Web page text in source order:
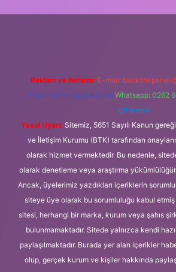
Reklam ve İletişim: E-mail:
forumhizmeti@gmail.com Whatsapp: 0262
@karabul
Yasal Uyarı: Sitemiz, 5651 Sayılı Kanun
ve İletişim Kurumu (BTK) tarafından
olarak hizmet vermektedir. Bu nedenle,
olarak denetleme veya araştırma
Ancak, üyelerimiz yazdıkları içeriklerin
siteye üye olarak bu sorumluluğu kabul etmiş
sitesi, herhangi bir marka, kurum veya şahıs
bulunmamaktadır. Sitede yalnızca kendi
paylaşılmaktadır. Burada yer alan içerikler
olup, gerçek kurum ve kişiler hakkında